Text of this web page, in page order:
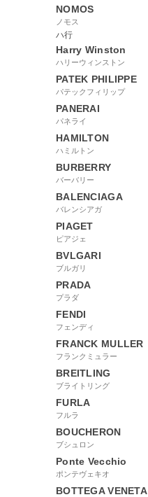
NOMOS
ノモス
ハ行
Harry Winston
ハリーウィンストン
PATEK PHILIPPE
パテックフィリップ
PANERAI
パネライ
HAMILTON
ハミルトン
BURBERRY
バーバリー
BALENCIAGA
バレンシアガ
PIAGET
ピアジェ
BVLGARI
ブルガリ
PRADA
プラダ
FENDI
フェンディ
FRANCK MULLER
フランクミュラー
BREITLING
ブライトリング
FURLA
フルラ
BOUCHERON
ブシュロン
Ponte Vecchio
ポンテヴェキオ
BOTTEGA VENETA